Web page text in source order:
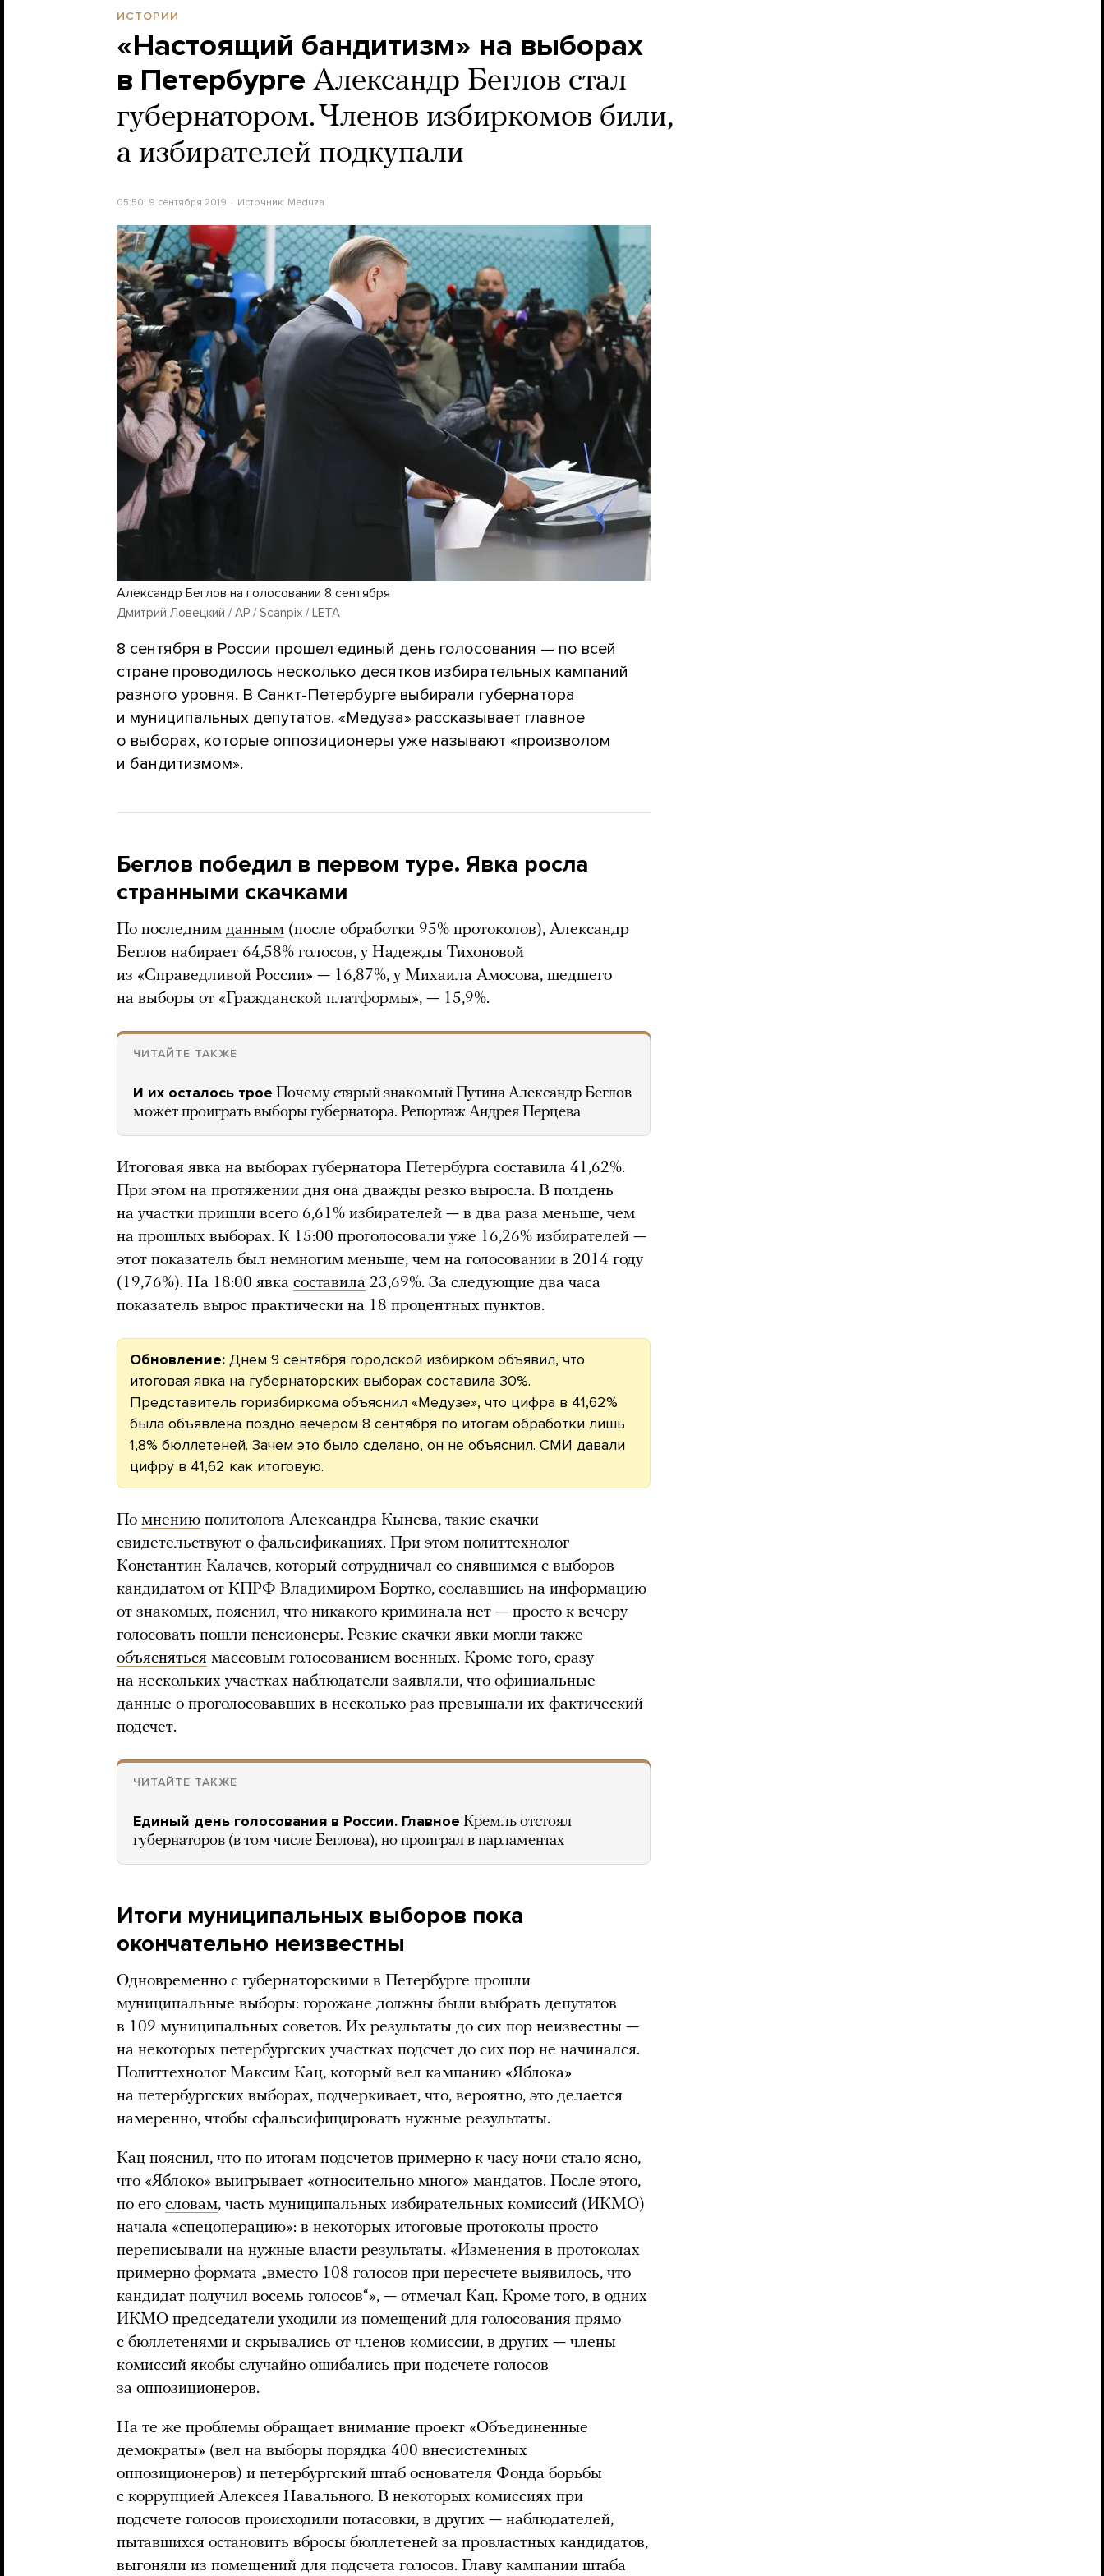
ИСТОРИИ
«Настоящий бандитизм» на выборах
в Петербурге Александр Беглов стал
губернатором. Членов избиркомов били,
а избирателей подкупали
05:50, 9 сентября 2019 Источник: Meduza
Александр Беглов на голосовании 8 сентября
Дмитрий Ловецкий / AP / Scanpix / LETA
8 сентября в России прошел единый день голосования — по всей
стране проводилось несколько десятков избирательных кампаний
разного уровня. В Санкт-Петербурге выбирали губернатора
и муниципальных депутатов. «Медуза» рассказывает главное
о выборах, которые оппозиционеры уже называют «произволом
и бандитизмом».
Беглов победил в первом туре. Явка росла
странными скачками
По последним данным (после обработки 95% протоколов), Александр
Беглов набирает 64,58% голосов, у Надежды Тихоновой
из «Справедливой России» — 16,87%, у Михаила Амосова, шедшего
на выборы от «Гражданской платформы», — 15,9%.
ЧИТАЙТЕ ТАКЖЕ
И их осталось трое Почему старый знакомый Путина Александр Беглов
может проиграть выборы губернатора. Репортаж Андрея Перцева
Итоговая явка на выборах губернатора Петербурга составила 41,62%.
При этом на протяжении дня она дважды резко выросла. В полдень
на участки пришли всего 6,61% избирателей — в два раза меньше, чем
на прошлых выборах. К 15:00 проголосовали уже 16,26% избирателей —
этот показатель был немногим меньше, чем на голосовании в 2014 году
(19,76%). На 18:00 явка составила 23,69%. За следующие два часа
показатель вырос практически на 18 процентных пунктов.
Обновление: Днем 9 сентября городской избирком объявил, что
итоговая явка на губернаторских выборах составила 30%.
Представитель горизбиркома объяснил «Медузе», что цифра в 41,62%
была объявлена поздно вечером 8 сентября по итогам обработки лишь
1,8% бюллетеней. Зачем это было сделано, он не объяснил. СМИ давали
цифру в 41,62 как итоговую.
По мнению политолога Александра Кынева, такие скачки
свидетельствуют о фальсификациях. При этом политтехнолог
Константин Калачев, который сотрудничал со снявшимся с выборов
кандидатом от КПРФ Владимиром Бортко, сославшись на информацию
от знакомых, пояснил, что никакого криминала нет — просто к вечеру
голосовать пошли пенсионеры. Резкие скачки явки могли также
объясняться массовым голосованием военных. Кроме того, сразу
на нескольких участках наблюдатели заявляли, что официальные
данные о проголосовавших в несколько раз превышали их фактический
подсчет.
ЧИТАЙТЕ ТАКЖЕ
Единый день голосования в России. Главное Кремль отстоял
губернаторов (в том числе Беглова), но проиграл в парламентах
Итоги муниципальных выборов пока
окончательно неизвестны
Одновременно с губернаторскими в Петербурге прошли
муниципальные выборы: горожане должны были выбрать депутатов
в 109 муниципальных советов. Их результаты до сих пор неизвестны —
на некоторых петербургских участках подсчет до сих пор не начинался.
Политтехнолог Максим Кац, который вел кампанию «Яблока»
на петербургских выборах, подчеркивает, что, вероятно, это делается
намеренно, чтобы сфальсифицировать нужные результаты.
Кац пояснил, что по итогам подсчетов примерно к часу ночи стало ясно,
что «Яблоко» выигрывает «относительно много» мандатов. После этого,
по его словам, часть муниципальных избирательных комиссий (ИКМО)
начала «спецоперацию»: в некоторых итоговые протоколы просто
переписывали на нужные власти результаты. «Изменения в протоколах
примерно формата „вместо 108 голосов при пересчете выявилось, что
кандидат получил восемь голосов“», — отмечал Кац. Кроме того, в одних
ИКМО председатели уходили из помещений для голосования прямо
с бюллетенями и скрывались от членов комиссии, в других — члены
комиссий якобы случайно ошибались при подсчете голосов
за оппозиционеров.
На те же проблемы обращает внимание проект «Объединенные
демократы» (вел на выборы порядка 400 внесистемных
оппозиционеров) и петербургский штаб основателя Фонда борьбы
с коррупцией Алексея Навального. В некоторых комиссиях при
подсчете голосов происходили потасовки, в других — наблюдателей,
пытавшихся остановить вбросы бюллетеней за провластных кандидатов,
выгоняли из помещений для подсчета голосов. Главу кампании штаба